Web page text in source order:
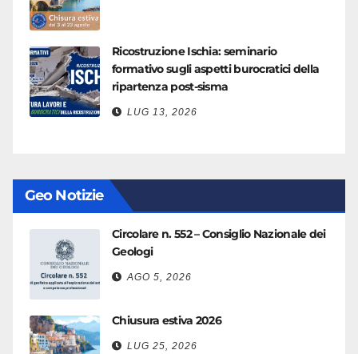
Ricostruzione Ischia: seminario
formativo sugli aspetti burocratici della
ripartenza post-sisma
LUG 13, 2026
Geo Notizie
Circolare n. 552 – Consiglio Nazionale dei
Geologi
AGO 5, 2026
Chiusura estiva 2026
LUG 25, 2026